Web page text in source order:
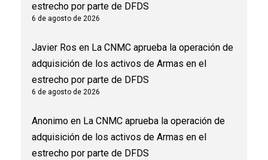
estrecho por parte de DFDS
6 de agosto de 2026
Javier Ros en La CNMC aprueba la operación de
adquisición de los activos de Armas en el
estrecho por parte de DFDS
6 de agosto de 2026
Anonimo en La CNMC aprueba la operación de
adquisición de los activos de Armas en el
estrecho por parte de DFDS